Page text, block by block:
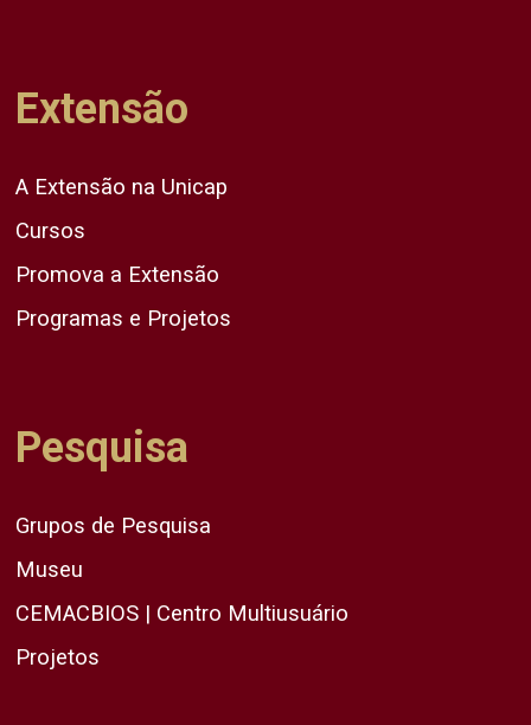
Extensão
A Extensão na Unicap
Cursos
Promova a Extensão
Programas e Projetos
Pesquisa
Grupos de Pesquisa
Museu
CEMACBIOS | Centro Multiusuário
Projetos